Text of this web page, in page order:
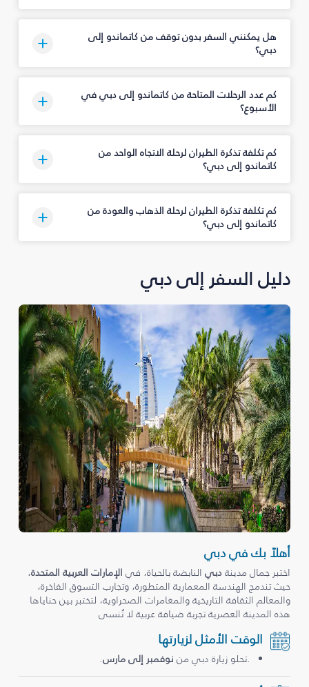
هل يمكنني السفر بدون توقف من كاتماندو إلى
دبي؟
كم عدد الرحلات المتاحة من كاتماندو إلى دبي في
الأسبوع؟
كم تكلفة تذكرة الطيران لرحلة الاتجاه الواحد من
كاتماندو إلى دبي؟
كم تكلفة تذكرة الطيران لرحلة الذهاب والعودة من
كاتماندو إلى دبي؟
دليل السفر إلى دبي
أهلاً بك في دبي
اختبر جمال مدينةدبيالنابضة بالحياة، في الإمارات العربية المتحدة،
حيث تندمج الهندسة المعمارية المتطورة، وتجارب التسوق الفاخرة،
والمعالم الثقافة التاريخية والمغامرات الصحراوية، لتختبر بين حناياها
هذه المدينة العصرية تجربة ضيافة عربية لا تُنسى
الوقت الأمثل لزيارتها
.تحلو زيارة دبي من نوفمبر إلى مارس.